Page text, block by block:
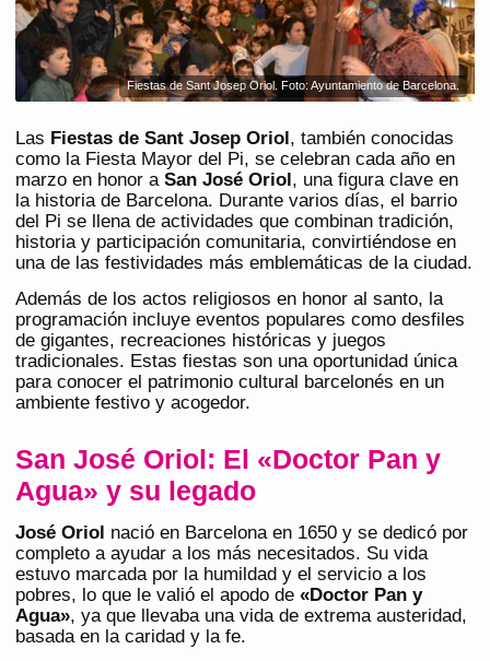
Fiestas de Sant Josep Oriol. Foto: Ayuntamiento de Barcelona.
Las Fiestas de Sant Josep Oriol , también conocidas
como la Fiesta Mayor del Pi, se celebran cada año en
marzo en honor a San José Oriol , una figura clave en
la historia de Barcelona. Durante varios días, el barrio
del Pi se llena de actividades que combinan tradición,
historia y participación comunitaria, convirtiéndose en
una de las festividades más emblemáticas de la ciudad.
Además de los actos religiosos en honor al santo, la
programación incluye eventos populares como desfiles
de gigantes, recreaciones históricas y juegos
tradicionales. Estas fiestas son una oportunidad única
para conocer el patrimonio cultural barcelonés en un
ambiente festivo y acogedor.
San José Oriol: El «Doctor Pan y
Agua» y su legado
José Oriol nació en Barcelona en 1650 y se dedicó por
completo a ayudar a los más necesitados. Su vida
estuvo marcada por la humildad y el servicio a los
pobres, lo que le valió el apodo de «Doctor Pan y
Agua», ya que llevaba una vida de extrema austeridad,
basada en la caridad y la fe.